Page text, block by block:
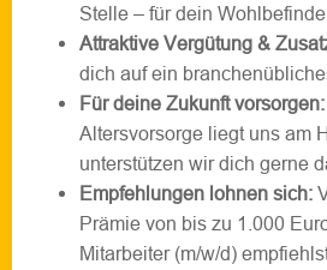
Stelle – für dein
Attraktive Vergütung &
dich auf ein
Für deine Zukunft vorsorgen:
Altersvorsorge liegt uns am
unterstützen wir dich gerne
Empfehlungen lohnen sich:
Prämie von bis zu 1.000
Mitarbeiter (m/w/d)